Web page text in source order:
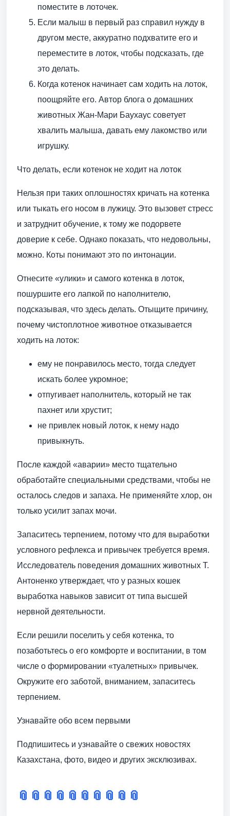
поместите в лоточек.
Если малыш в первый раз справил нужду в
другом месте, аккуратно подхватите его и
переместите в лоток, чтобы подсказать, где
это делать.
Когда котенок начинает сам ходить на лоток,
поощряйте его. Автор блога о домашних
животных Жан-Мари Баухаус советует
хвалить малыша, давать ему лакомство или
игрушку.
Что делать, если котенок не ходит на лоток
Нельзя при таких оплошностях кричать на котенка
или тыкать его носом в лужицу. Это вызовет стресс
и затруднит обучение, к тому же подорвете
доверие к себе. Однако показать, что недовольны,
можно. Коты понимают это по интонации.
Отнесите «улики» и самого котенка в лоток,
пошуршите его лапкой по наполнителю,
подсказывая, что здесь делать. Отыщите причину,
почему чистоплотное животное отказывается
ходить на лоток:
ему не понравилось место, тогда следует
искать более укромное;
отпугивает наполнитель, который не так
пахнет или хрустит;
не привлек новый лоток, к нему надо
привыкнуть.
После каждой «аварии» место тщательно
обработайте специальными средствами, чтобы не
осталось следов и запаха. Не применяйте хлор, он
только усилит запах мочи.
Запаситесь терпением, потому что для выработки
условного рефлекса и привычек требуется время.
Исследователь поведения домашних животных Т.
Антоненко утверждает, что у разных кошек
выработка навыков зависит от типа высшей
нервной деятельности.
Если решили поселить у себя котенка, то
позаботьтесь о его комфорте и воспитании, в том
числе о формировании «туалетных» привычек.
Окружите его заботой, вниманием, запаситесь
терпением.
Узнавайте обо всем первыми
Подпишитесь и узнавайте о свежих новостях
Казахстана, фото, видео и других эксклюзивах.
📎 📎 📎 📎 📎 📎 📎 📎 📎 📎